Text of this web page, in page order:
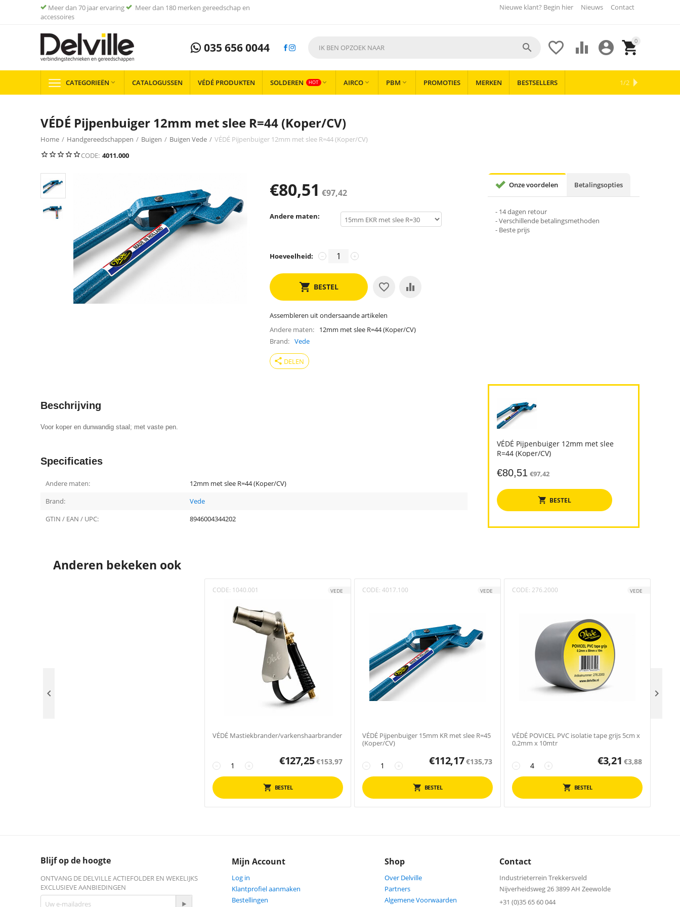
Meer dan 70 jaar ervaring
Meer dan 180 merken gereedschap en
accessoires
Nieuwe klant? Begin hier Nieuws Contact
035 656 0044 0


 

CATEGORIEËN  CATALOGUSSEN VÉDÉ PRODUKTEN SOLDEREN HOT  AIRCO  PBM  PROMOTIES MERKEN BESTSELLERS 1/2
VÉDÉ Pijpenbuiger 12mm met slee R=44 (Koper/CV)
Home / Handgereedschappen / Buigen / Buigen Vede / VÉDÉ Pijpenbuiger 12mm met slee R=44 (Koper/CV)
CODE: 4011.000
€80,51 €97,42
Andere maten:
Hoeveelheid: +
−
BESTEL
Assembleren uit ondersaande artikelen
Andere maten
12mm met slee R=44 (Koper/CV)
Brand
Vede
share DELEN
Onze voordelen Betalingsopties
- 14 dagen retour
- Verschillende betalingsmethoden
- Beste prijs
VÉDÉ Pijpenbuiger 12mm met slee
R=44 (Koper/CV)
€80,51 €97,42
BESTEL
Beschrijving
Voor koper en dunwandig staal; met vaste pen.
Specificaties
Andere maten:
12mm met slee R=44 (Koper/CV)
Brand:
Vede
GTIN / EAN / UPC:
8946004344202
Anderen bekeken ook
CODE: 1040.001 VEDE
VÉDÉ Mastiekbrander/varkenshaarbrander
+
− €127,25 €153,97
BESTEL
CODE: 4017.100 VEDE
VÉDÉ Pijpenbuiger 15mm KR met slee R=45
(Koper/CV)
+
− €112,17 €135,73
BESTEL
CODE: 276.2000 VEDE
VÉDÉ POVICEL PVC isolatie tape grijs 5cm x
0,2mm x 10mtr
+
− €3,21 €3,88
BESTEL
 
Blijf op de hoogte
ONTVANG DE DELVILLE ACTIEFOLDER EN WEKELIJKS
EXCLUSIEVE AANBIEDINGEN
Mijn Account
Log in
Klantprofiel aanmaken
Bestellingen
Shop
Over Delville
Partners
Algemene Voorwaarden
Contact
Industrieterrein Trekkersveld
Nijverheidsweg 26 3899 AH Zeewolde
+31 (0)35 65 60 044